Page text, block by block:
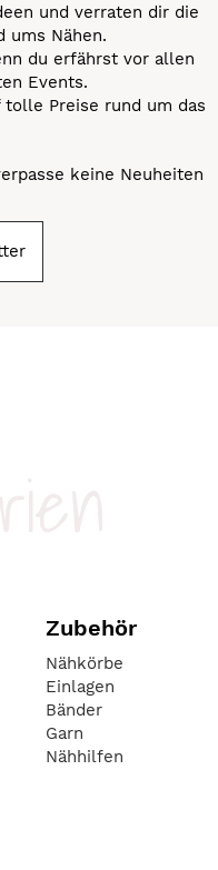
und verraten dir die
ums Nähen.
du erfährst vor allen
Events.
tolle Preise rund um das
keine Neuheiten
Zubehör
Nähkörbe
Einlagen
Bänder
Garn
Nähhilfen